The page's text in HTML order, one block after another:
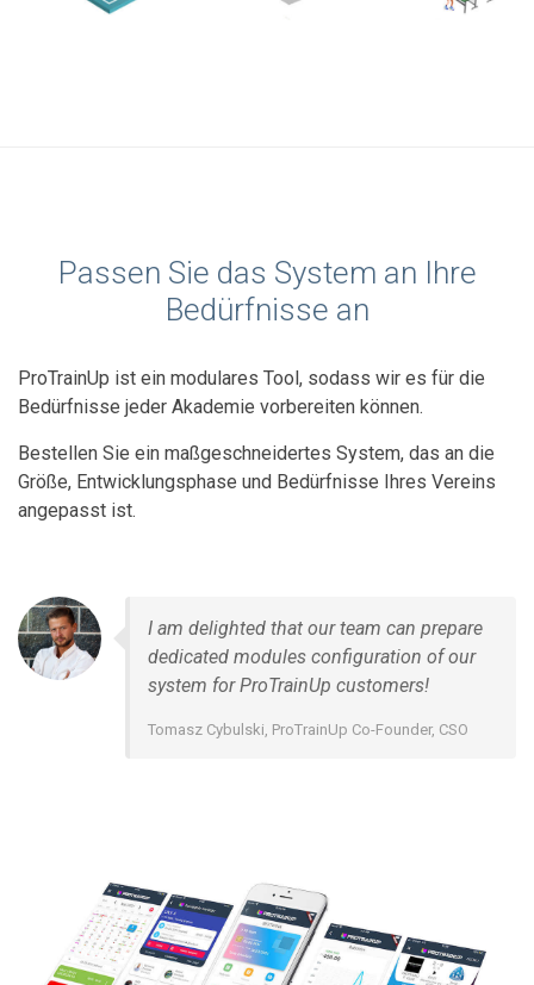
Passen Sie das System an Ihre
Bedürfnisse an
ProTrainUp ist ein modulares Tool, sodass wir es für die
Bedürfnisse jeder Akademie vorbereiten können.
Bestellen Sie ein maßgeschneidertes System, das an die
Größe, Entwicklungsphase und Bedürfnisse Ihres Vereins
angepasst ist.
I am delighted that our team can prepare
dedicated modules configuration of our
system for ProTrainUp customers!
Tomasz Cybulski, ProTrainUp Co-Founder, CSO